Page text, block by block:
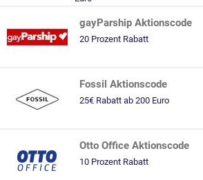
gayParship Aktionscode
20 Prozent Rabatt
Fossil Aktionscode
25€ Rabatt ab 200 Euro
Otto Office Aktionscode
10 Prozent Rabatt